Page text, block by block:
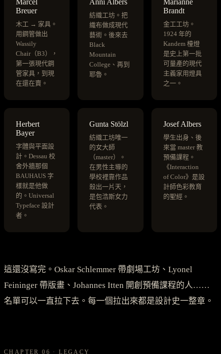
Marcel
Breuer
木工 → 家具。
用鋼管做出
Wassily
Chair（B3），
第一張現代鋼
管家具，到現
在還在賣。
Anni Albers
紡織工坊。把
織布做成現代
藝術。後來去
Black
Mountain
College、再到
耶魯。
Marianne
Brandt
金工工坊。
1924 年的
Kandem 檯燈
是史上第一批
可量產的現代
主義家用燈具
之一。
Herbert
Bayer
字體與平面設
計。Dessau 校
舍外牆那個
BAUHAUS 字
樣就是他做
的。Universal
Typeface 設計
者。
Gunta Stölzl
紡織工坊唯一
的女大師
（master）。
在男性主導的
學校裡靠作品
殺出一片天，
是包浩斯女力
代表。
Josef Albers
學生出身、後
來當 master 教
預備課程。
《Interaction
of Color》是設
計師色彩教育
的聖經。
這還沒寫完。Oskar Schlemmer 帶劇場工坊、Lyonel
Feininger 帶版畫、Johannes Itten 開創預備課程的人……
名單可以一直拉下去。每一個拉出來都是設計史一整章。
CHAPTER 06 · LEGACY